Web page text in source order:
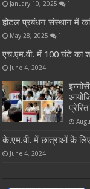
January 10, 2025 1
होटल प्रबंधन संस्थान में
May 28, 2025 1
एच.एम.वी. में 100 घंटे का
June 4, 2024
प्रेरित
के.एम.वी. में छात्राओं के
June 4, 2024